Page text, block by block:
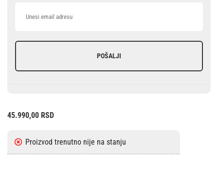
45.990,00 RSD
POŠALJI